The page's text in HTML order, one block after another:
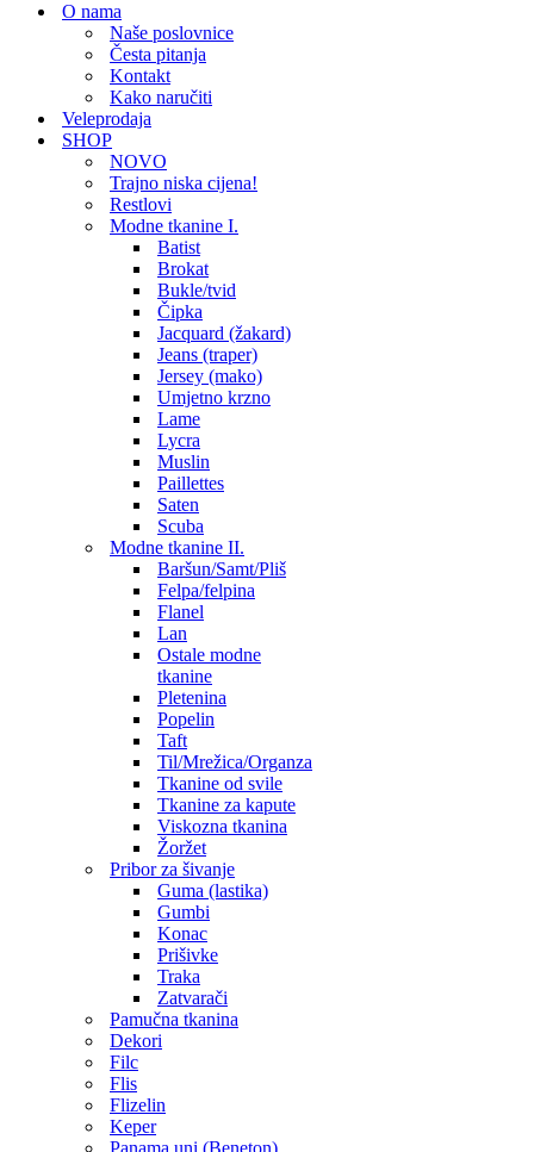
O nama
Naše poslovnice
Česta pitanja
Kontakt
Kako naručiti
Veleprodaja
SHOP
NOVO
Trajno niska cijena!
Restlovi
Modne tkanine I.
Batist
Brokat
Bukle/tvid
Čipka
Jacquard (žakard)
Jeans (traper)
Jersey (mako)
Umjetno krzno
Lame
Lycra
Muslin
Paillettes
Saten
Scuba
Modne tkanine II.
Baršun/Samt/Pliš
Felpa/felpina
Flanel
Lan
Ostale modne
tkanine
Pletenina
Popelin
Taft
Til/Mrežica/Organza
Tkanine od svile
Tkanine za kapute
Viskozna tkanina
Žoržet
Pribor za šivanje
Guma (lastika)
Gumbi
Konac
Prišivke
Traka
Zatvarači
Pamučna tkanina
Dekori
Filc
Flis
Flizelin
Keper
Panama uni (Beneton)